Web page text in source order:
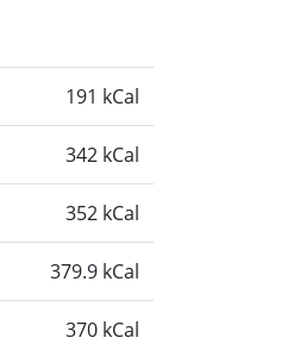
191 kCal
342 kCal
352 kCal
379.9 kCal
370 kCal